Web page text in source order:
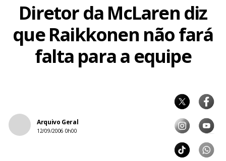
Diretor da McLaren diz
que Raikkonen não fará
falta para a equipe
Arquivo Geral
12/09/2006 0h00